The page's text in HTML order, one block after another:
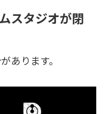
スタジオが閉
あります。